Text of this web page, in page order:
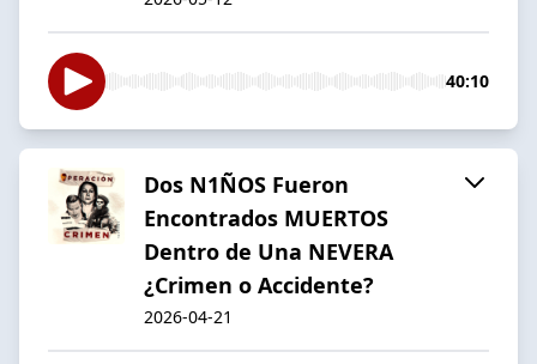
40:10
Dos N1ÑOS Fueron
Encontrados MUERTOS
Dentro de Una NEVERA
¿Crimen o Accidente?
2026-04-21